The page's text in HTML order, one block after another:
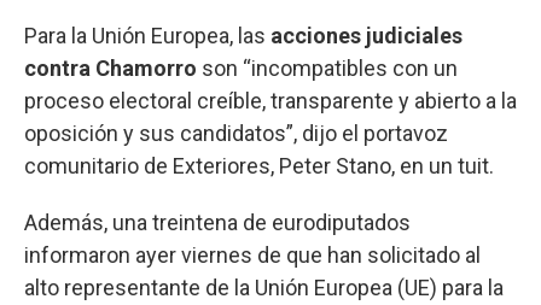
Para la Unión Europea, las acciones judiciales
contra Chamorro son “incompatibles con un
proceso electoral creíble, transparente y abierto a la
oposición y sus candidatos”, dijo el portavoz
comunitario de Exteriores, Peter Stano, en un tuit.
Además, una treintena de eurodiputados
informaron ayer viernes de que han solicitado al
alto representante de la Unión Europea (UE) para la